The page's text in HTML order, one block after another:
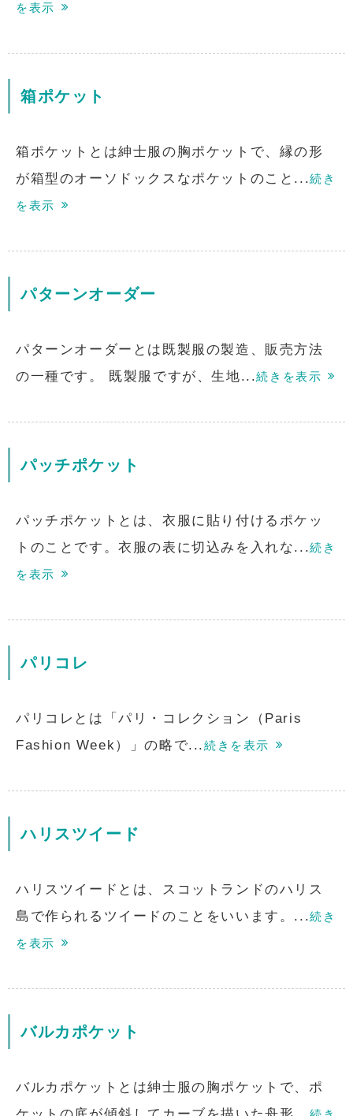
を表示
箱ポケット
箱ポケットとは紳士服の胸ポケットで、縁の形
が箱型のオーソドックスなポケットのこと...続き
を表示
パターンオーダー
パターンオーダーとは既製服の製造、販売方法
の一種です。 既製服ですが、生地...続きを表示
パッチポケット
パッチポケットとは、衣服に貼り付けるポケッ
トのことです。衣服の表に切込みを入れな...続き
を表示
パリコレ
パリコレとは「パリ・コレクション（Paris
Fashion Week）」の略で...続きを表示
ハリスツイード
ハリスツイードとは、スコットランドのハリス
島で作られるツイードのことをいいます。...続き
を表示
バルカポケット
バルカポケットとは紳士服の胸ポケットで、ポ